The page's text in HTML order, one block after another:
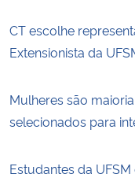
CT escolhe
Extensionista da
Mulheres são
selecionados para
Estudantes da